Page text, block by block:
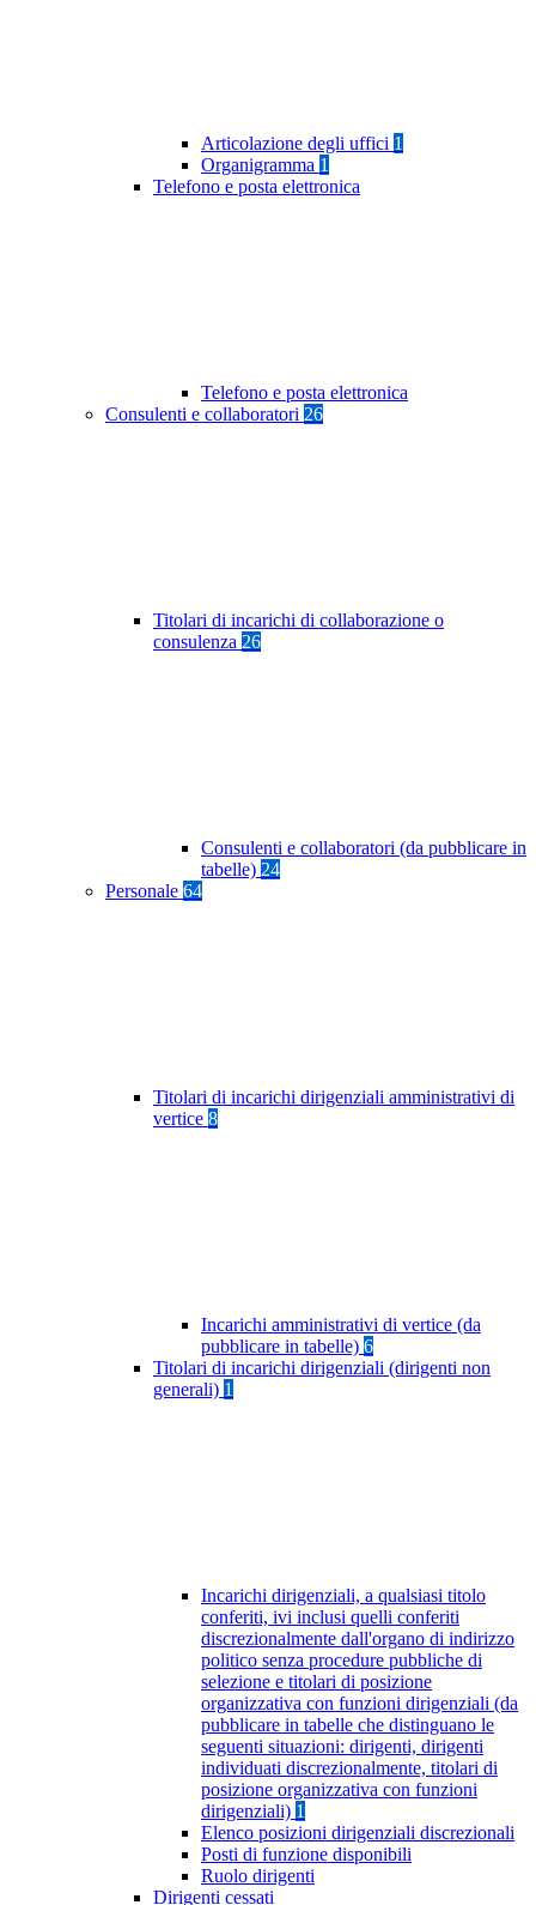
Articolazione degli uffici 1
Organigramma 1
Telefono e posta elettronica
Telefono e posta elettronica
Consulenti e collaboratori 26
Titolari di incarichi di collaborazione o
consulenza 26
Consulenti e collaboratori (da pubblicare in
tabelle) 24
Personale 64
Titolari di incarichi dirigenziali amministrativi di
vertice 8
Incarichi amministrativi di vertice (da
pubblicare in tabelle) 6
Titolari di incarichi dirigenziali (dirigenti non
generali) 1
Incarichi dirigenziali, a qualsiasi titolo
conferiti, ivi inclusi quelli conferiti
discrezionalmente dall'organo di indirizzo
politico senza procedure pubbliche di
selezione e titolari di posizione
organizzativa con funzioni dirigenziali (da
pubblicare in tabelle che distinguano le
seguenti situazioni: dirigenti, dirigenti
individuati discrezionalmente, titolari di
posizione organizzativa con funzioni
dirigenziali) 1
Elenco posizioni dirigenziali discrezionali
Posti di funzione disponibili
Ruolo dirigenti
Dirigenti cessati